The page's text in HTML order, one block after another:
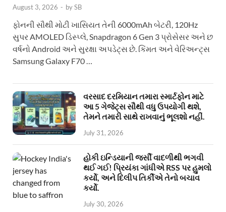
August 3, 2026 - bySB
ફોનની સૌથી મોટી ખાસિયત તેની 6000mAh બેટરી, 120Hz
સુપર AMOLED ડિસ્પ્લે, Snapdragon 6 Gen 3 પ્રોસેસર અને છ
વર્ષનો Android અને સુરક્ષા અપડેટ્સ છે. કિંમત અને વેરિઅન્ટ્સ
Samsung Galaxy F70 …
વરસાદ દરમિયાન તમારા સ્માર્ટફોન માટે
આ 5 ગેજેટ્સ સૌથી વધુ ઉપયોગી થશે,
તેમને તમારી સાથે રાખવાનું ભૂલશો નહીં.
July 31, 2026
હોકી ઇન્ડિયાની જર્સી વાદળીથી ભગવી
થઈ ગઈ! પ્રિયંકા ગાંધીએ RSS પર હુમલો
કર્યો, અને દિલીપ તિર્કીએ તેનો બચાવ
કર્યો.
July 30, 2026